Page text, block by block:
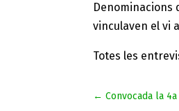
Denominacions
vinculaven el vi
Totes les
←Convocada la